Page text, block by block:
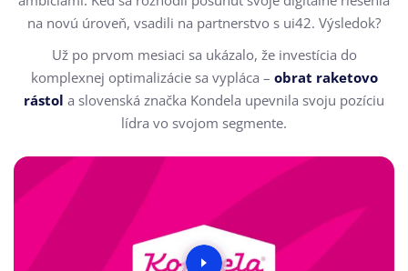
na novú úroveň, vsadili na partnerstvo s ui42. Výsledok?
Už po prvom mesiaci sa ukázalo, že investícia do
komplexnej optimalizácie sa vypláca – obrat raketovo
rástol a slovenská značka Kondela upevnila svoju pozíciu
lídra vo svojom segmente.